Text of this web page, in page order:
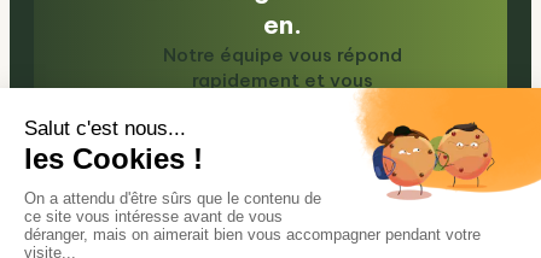
en.
Notre équipe vous répond
rapidement et vous
Actualités